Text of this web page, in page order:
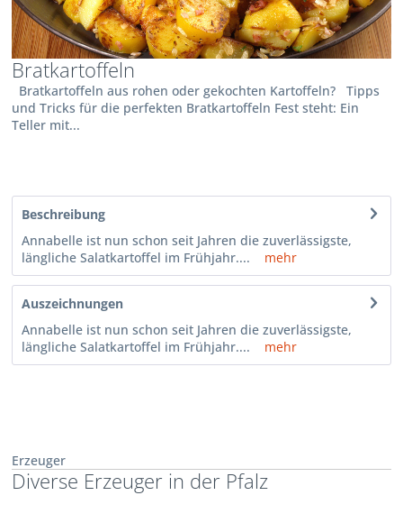
Bratkartoffeln
Bratkartoffeln aus rohen oder gekochten Kartoffeln? Tipps
und Tricks für die perfekten Bratkartoffeln Fest steht: Ein
Teller mit...
Beschreibung
Annabelle ist nun schon seit Jahren die zuverlässigste,
längliche Salatkartoffel im Frühjahr....
mehr
Auszeichnungen
Annabelle ist nun schon seit Jahren die zuverlässigste,
längliche Salatkartoffel im Frühjahr....
mehr
Erzeuger
Diverse Erzeuger in der Pfalz